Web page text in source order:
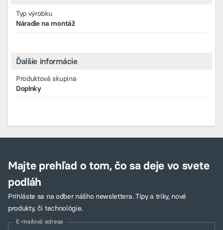
Typ výrobku
Náradie na montáž
Ďalšie informácie
Produktová skupina
Doplnky
Majte prehľad o tom, čo sa deje vo svete
podláh
Prihláste sa na odber nášho newslettera. Tipy a triky, nové
produkty, či technológie.
E-mailová adresa